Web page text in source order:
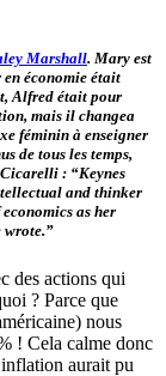
Marshall. Mary est
en économie était
Alfred était pour
mais il changea
féminin à enseigner
de tous les temps,
: “Keynes
and thinker
as her
wrote.”
des actions qui
? Parce que
nous
! Cela calme donc
aurait pu